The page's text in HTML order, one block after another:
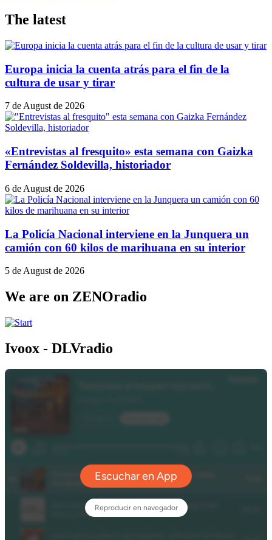
The latest
Europa inicia la cuenta atrás para el fin de la
cultura de usar y tirar
7 de August de 2026
«Entrevistas al fresquito» esta semana con Gaizka
Fernández Soldevilla, historiador
6 de August de 2026
La Policía Nacional interviene en la Junquera un
camión con 60 kilos de marihuana en su interior
5 de August de 2026
We are on ZENOradio
Ivoox - DLVradio